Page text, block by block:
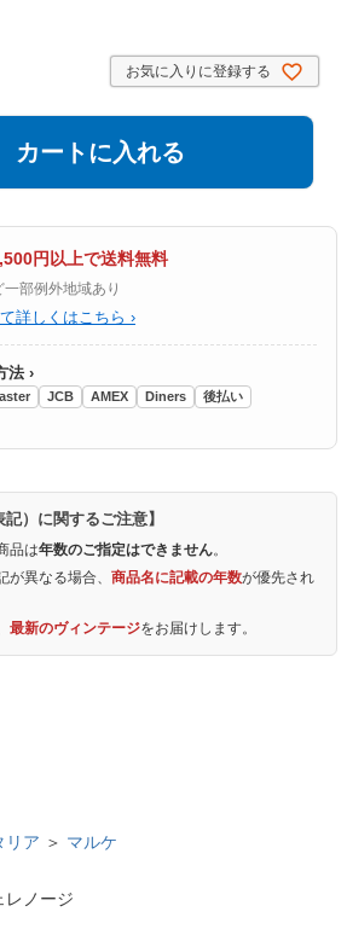
お気に入りに登録する
カートに入れる
円以上で送料無料
部例外地域あり
詳しくはこちら ›
法 ›
JCB AMEX Diners
後払い
）に関するご注意】
品は年数のご指定はできません。
異なる場合、 商品名に記載の年数が優先され
最新のヴィンテージをお届けします。
リア ＞ マルケ
レノージ